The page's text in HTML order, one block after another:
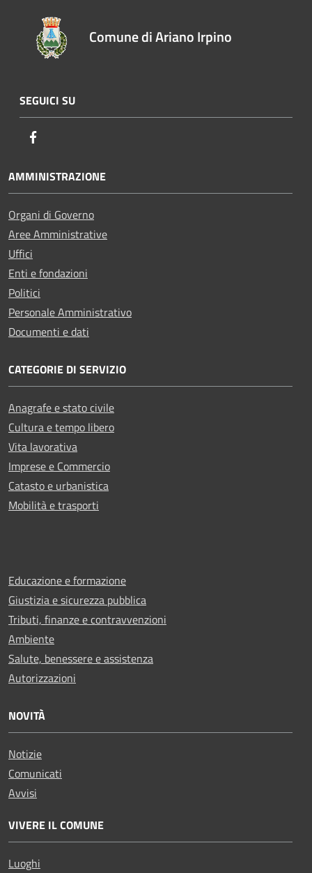
Comune di Ariano Irpino
SEGUICI SU
AMMINISTRAZIONE
Organi di Governo
Aree Amministrative
Uffici
Enti e fondazioni
Politici
Personale Amministrativo
Documenti e dati
CATEGORIE DI SERVIZIO
Anagrafe e stato civile
Cultura e tempo libero
Vita lavorativa
Imprese e Commercio
Catasto e urbanistica
Mobilità e trasporti
Educazione e formazione
Giustizia e sicurezza pubblica
Tributi, finanze e contravvenzioni
Ambiente
Salute, benessere e assistenza
Autorizzazioni
NOVITÀ
Notizie
Comunicati
Avvisi
VIVERE IL COMUNE
Luoghi